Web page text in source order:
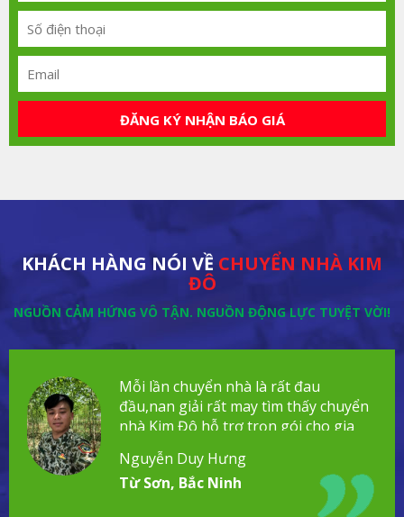
ĐĂNG KÝ NHẬN BÁO GIÁ
KHÁCH HÀNG NÓI VỀ CHUYỂN NHÀ KIM
ĐÔ
NGUỒN CẢM HỨNG VÔ TẬN. NGUỒN ĐỘNG LỰC TUYỆT VỜI!
Mỗi lần chuyển nhà là rất đau
đầu,nan giải rất may tìm thấy chuyển
nhà Kim Đô hỗ trợ trọn gói cho gia
Nguyễn Duy Hưng
Từ Sơn, Bắc Ninh